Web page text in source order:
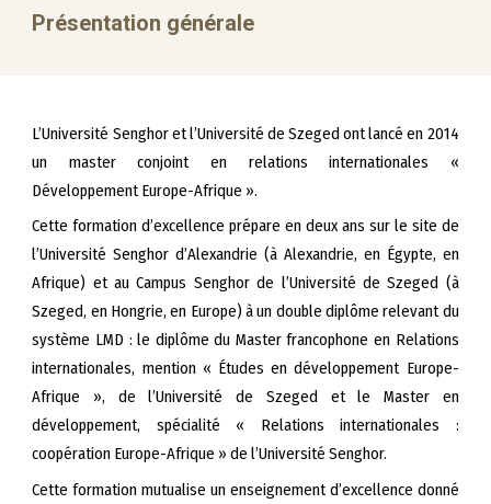
Présentation générale
L’Université Senghor et l’Université de Szeged ont lancé en 2014
un master conjoint en relations internationales «
Développement Europe-Afrique ».
Cette formation d’excellence prépare en deux ans sur le site de
l’Université Senghor d’Alexandrie (à Alexandrie, en Égypte, en
Afrique) et au Campus Senghor de l’Université de Szeged (à
Szeged, en Hongrie, en Europe) à un double diplôme relevant du
système LMD : le diplôme du Master francophone en Relations
internationales, mention « Études en développement Europe-
Afrique », de l’Université de Szeged et le Master en
développement, spécialité « Relations internationales :
coopération Europe-Afrique » de l’Université Senghor.
Cette formation mutualise un enseignement d’excellence donné